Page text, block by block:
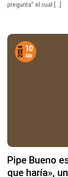
pregunta” el cual [...]
Pipe Bueno
que haría»,
10
Abr
2024